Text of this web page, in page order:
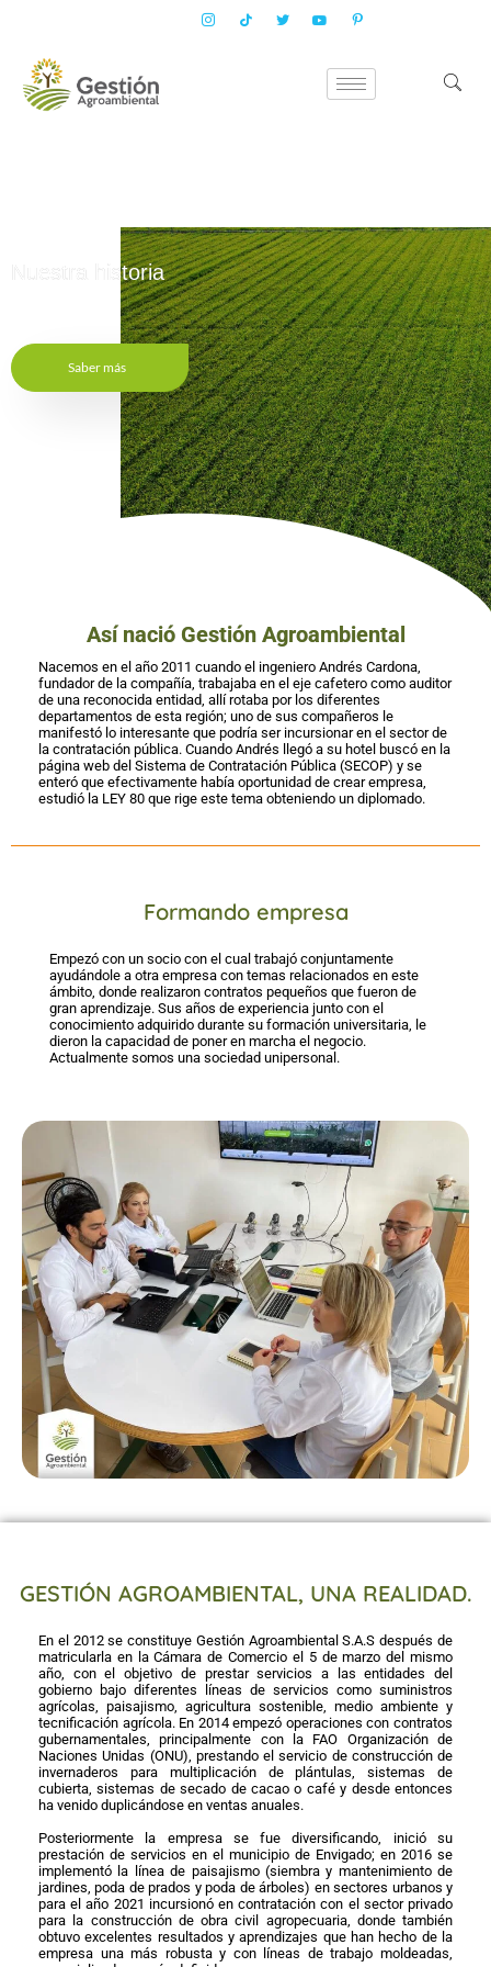
Nuestra historia
Saber más
Así nació Gestión Agroambiental
Nacemos en el año 2011 cuando el ingeniero Andrés Cardona,
fundador de la compañía, trabajaba en el eje cafetero como auditor
de una reconocida entidad, allí rotaba por los diferentes
departamentos de esta región; uno de sus compañeros le
manifestó lo interesante que podría ser incursionar en el sector de
la contratación pública. Cuando Andrés llegó a su hotel buscó en la
página web del Sistema de Contratación Pública (SECOP) y se
enteró que efectivamente había oportunidad de crear empresa,
estudió la LEY 80 que rige este tema obteniendo un diplomado.
Formando empresa
Empezó con un socio con el cual trabajó conjuntamente
ayudándole a otra empresa con temas relacionados en este
ámbito, donde realizaron contratos pequeños que fueron de
gran aprendizaje. Sus años de experiencia junto con el
conocimiento adquirido durante su formación universitaria, le
dieron la capacidad de poner en marcha el negocio.
Actualmente somos una sociedad unipersonal.
GESTIÓN AGROAMBIENTAL, UNA REALIDAD.
En el 2012 se constituye Gestión Agroambiental S.A.S después de
matricularla en la Cámara de Comercio el 5 de marzo del mismo
año, con el objetivo de prestar servicios a las entidades del
gobierno bajo diferentes líneas de servicios como suministros
agrícolas, paisajismo, agricultura sostenible, medio ambiente y
tecnificación agrícola. En 2014 empezó operaciones con contratos
gubernamentales, principalmente con la FAO Organización de
Naciones Unidas (ONU), prestando el servicio de construcción de
invernaderos para multiplicación de plántulas, sistemas de
cubierta, sistemas de secado de cacao o café y desde entonces
ha venido duplicándose en ventas anuales.
Posteriormente la empresa se fue diversificando, inició su
prestación de servicios en el municipio de Envigado; en 2016 se
implementó la línea de paisajismo (siembra y mantenimiento de
jardines, poda de prados y poda de árboles) en sectores urbanos y
para el año 2021 incursionó en contratación con el sector privado
para la construcción de obra civil agropecuaria, donde también
obtuvo excelentes resultados y aprendizajes que han hecho de la
empresa una más robusta y con líneas de trabajo moldeadas,